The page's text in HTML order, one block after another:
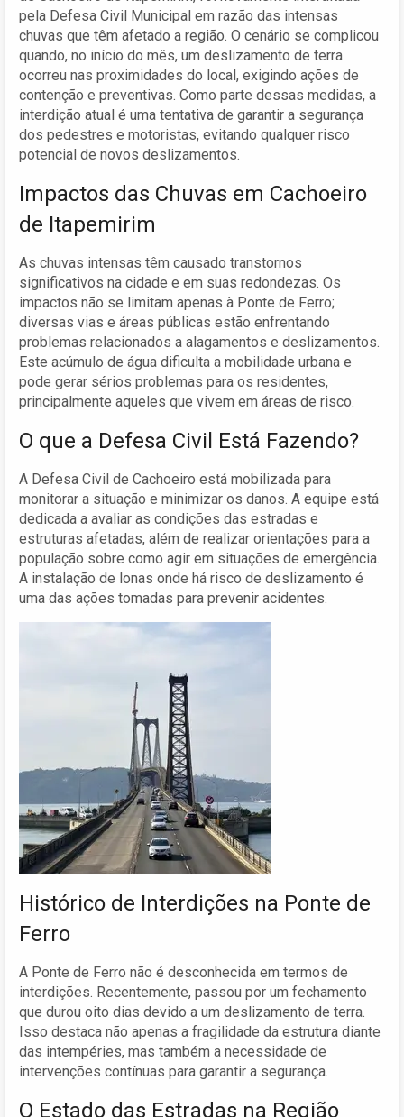
pela Defesa Civil Municipal em razão das intensas
chuvas que têm afetado a região. O cenário se complicou
quando, no início do mês, um deslizamento de terra
ocorreu nas proximidades do local, exigindo ações de
contenção e preventivas. Como parte dessas medidas, a
interdição atual é uma tentativa de garantir a segurança
dos pedestres e motoristas, evitando qualquer risco
potencial de novos deslizamentos.
Impactos das Chuvas em Cachoeiro
de Itapemirim
As chuvas intensas têm causado transtornos
significativos na cidade e em suas redondezas. Os
impactos não se limitam apenas à Ponte de Ferro;
diversas vias e áreas públicas estão enfrentando
problemas relacionados a alagamentos e deslizamentos.
Este acúmulo de água dificulta a mobilidade urbana e
pode gerar sérios problemas para os residentes,
principalmente aqueles que vivem em áreas de risco.
O que a Defesa Civil Está Fazendo?
A Defesa Civil de Cachoeiro está mobilizada para
monitorar a situação e minimizar os danos. A equipe está
dedicada a avaliar as condições das estradas e
estruturas afetadas, além de realizar orientações para a
população sobre como agir em situações de emergência.
A instalação de lonas onde há risco de deslizamento é
uma das ações tomadas para prevenir acidentes.
Histórico de Interdições na Ponte de
Ferro
A Ponte de Ferro não é desconhecida em termos de
interdições. Recentemente, passou por um fechamento
que durou oito dias devido a um deslizamento de terra.
Isso destaca não apenas a fragilidade da estrutura diante
das intempéries, mas também a necessidade de
intervenções contínuas para garantir a segurança.
O Estado das Estradas na Região